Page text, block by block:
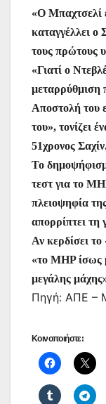
«Ο Μπαχτσελί
καταγγέλλει ο
τους πρώτους
«Γιατί ο
μεταρρύθμιση
Αποστολή του
του», τονίζει
51χρονος
Το
τεστ για το
πλειοψηφία
απορρίπτει τη
Αν κερδίσει
«το MHP ίσως
μεγάλης
Πηγή: ΑΠΕ –
Κοινοποιήστε: